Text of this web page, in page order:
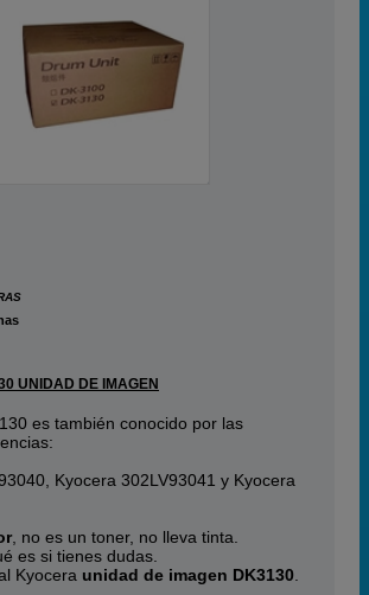
UNIDAD DE IMAGEN
es también conocido por las
Kyocera 302LV93041 y Kyocera
, no es un toner, no lleva tinta.
es si tienes dudas.
Kyocera unidad de imagen DK3130